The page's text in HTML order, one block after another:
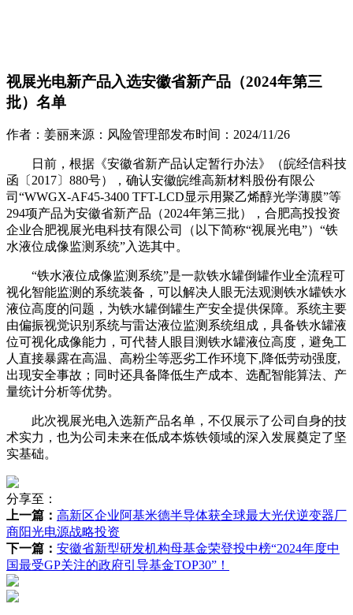
视展光电新产品入选安徽省新产品（2024年第三
批）名单
作者： 姜丽来源： 风险管理部发布时间： 2024/11/26
日前，根据《安徽省新产品认定暂行办法》（皖经信科技
函〔2017〕880号），确认安徽皖维高新材料股份有限公
司“WWGX-AF45-3400 TFT-LCD显示用聚乙烯醇光学薄膜”等
294项产品为安徽省新产品（2024年第三批），合肥高投投资
企业合肥视展光电科技有限公司（以下简称“视展光电”）“铁
水液位成像监测系统”入选其中。
“铁水液位成像监测系统”是一款铁水罐倒罐作业全流程可
视化智能监测的系统装备，可以解决人眼无法观测铁水罐铁水
液位高度的问题，为铁水罐倒罐生产安全提供保障。系统主要
由偏振视觉识别系统与雷达液位监测系统组成，具备铁水罐液
位可视化成像能力，可代替人眼目测铁水罐液位高度，避免工
人直接暴露在高温、高粉尘等恶劣工作环境下,降低劳动强度,
出现安全事故；同时还具备降低生产成本、选配智能算法、产
量统计分析等优势。
此次视展光电入选新产品名单，不仅展示了公司自身的技
术实力，也为公司未来在低成本炼铁领域的深入发展奠定了坚
实基础。
分享至：
上一篇： 高新区企业阿基米德半导体获全球最大光伏逆变器厂
商阳光电源战略投资
下一篇： 安徽省新型研发机构母基金荣登投中榜“2024年度中
国最受GP关注的政府引导基金TOP30”！